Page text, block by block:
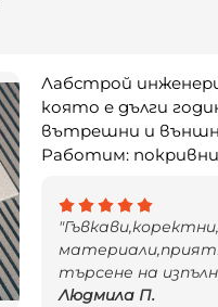
Лабстрой
която е дълги
вътрешни и
Работим:
търсене на
Людмила П.